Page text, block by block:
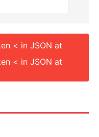
< in JSON at
< in JSON at